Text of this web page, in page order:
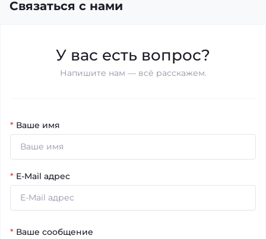
Связаться с нами
У вас есть вопрос?
Напишите нам — всё расскажем.
* Ваше имя
* E-Mail адрес
* Ваше сообщение